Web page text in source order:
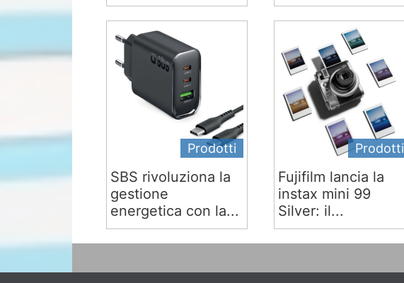
Prodotti
SBS rivoluziona la
gestione
energetica con la...
Prodotti
Fujifilm lancia la
instax mini 99
Silver: il...